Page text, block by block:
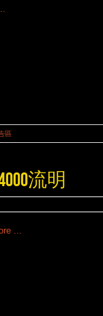
區
流明
...